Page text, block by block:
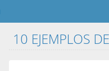
10 EJEMPLOS